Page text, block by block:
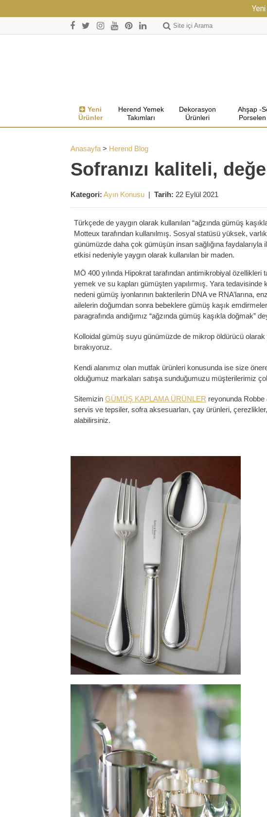
Site içi Arama
Yeni
Ürünler
Herend Yemek
Takımları
Dekorasyon
Ürünleri
Ahşap -
Anasayfa > Herend Blog
Sofranızı kaliteli,
Kategori: Ayın Konusu |Tarih: 22 Eylül 2021
Türkçede de yaygın olarak kullanılan “ağzında gümüş
Motteux tarafından kullanılmış. Sosyal statüsü yüksek,
günümüzde daha çok gümüşün insan sağlığına
etkisi nedeniyle yaygın olarak kullanılan bir maden.
MÖ 400 yılında Hipokrat tarafından antimikrobiyal
yemek ve su kapları gümüşten yapılırmış. Yara
nedeni gümüş iyonlarının bakterilerin DNA ve RNA’larına,
ailelerin doğumdan sonra bebeklere gümüş kaşık
paragrafında andığımız “ağzında gümüş kaşıkla doğmak”
Kolloidal gümüş suyu günümüzde de mikrop öldürücü olarak
bırakıyoruz.
Kendi alanımız olan mutfak ürünleri konusunda ise size
olduğumuz markaları satışa sunduğumuzu müşterilerimiz
Sitemizin GÜMÜŞ KAPLAMA ÜRÜNLER reyonunda Robbe
servis ve tepsiler, sofra aksesuarları, çay ürünleri,
alabilirsiniz.